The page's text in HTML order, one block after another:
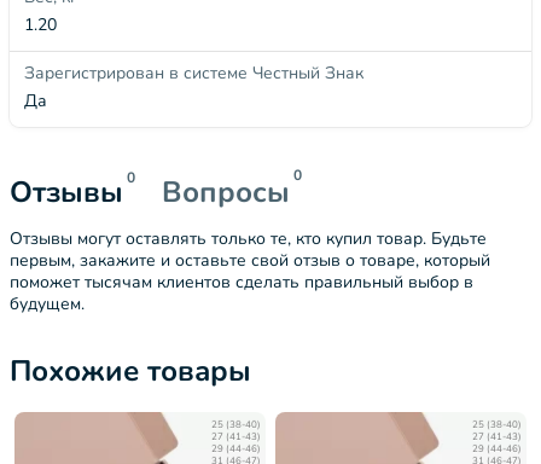
1.20
Зарегистрирован в системе Честный Знак
Да
Отзывы 0 Вопросы 0
Отзывы могут оставлять только те, кто купил товар. Будьте
первым, закажите и оставьте свой отзыв о товаре, который
поможет тысячам клиентов сделать правильный выбор в
будущем.
Похожие товары
25 (38-40)
27 (41-43)
29 (44-46)
31 (46-47)
25 (38-40)
27 (41-43)
29 (44-46)
31 (46-47)